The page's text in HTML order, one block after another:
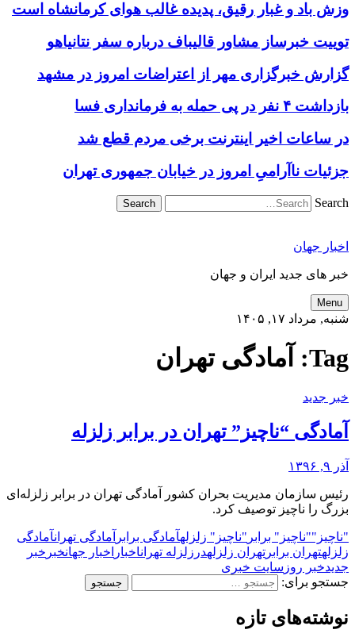
وزش باد و غبار رقیق، پدیده غالب هوای کرمانشاه است
توییت خبرساز مشاور قالیباف درباره سفر نتانیاهو
گزارش خبرگزاری مهر از اعتراضات امروز در مشهد
بازداشت ۴ نفر در پی حمله به فرمانداری فسا
در ساعات اخیر اینترنت برخی مردم قطع شد
جزئیات ناآرامیِ امروز در خیابان جمهوری تهران
Search
اخبار جهان
خبر های جدید ایران و جهان
Menu
شنبه, مرداد ۱۷, ۱۴۰۵
Tag: آمادگی تهران
خبر جدید
آمادگی “ناچیز” تهران در برابر زلزله
آذر ۹, ۱۳۹۶
رئیس سازمان مدیریت بحران کشور آمادگی تهران در برابر زلزله‌ای
بزرگ را ناچیز توصیف کرد.
"ناچیز""ناچیز" برابر "ناچیز" زلزلهآمادگی برابر آمادگی تهرانآمادگی
زلزلهتهران برابر تهران زلزلهدر زلزله تهراناخبار اخبار جهانخبر خبر
جدیدخبر روز سایت خبری
جستجو برای:
نوشته‌های تازه